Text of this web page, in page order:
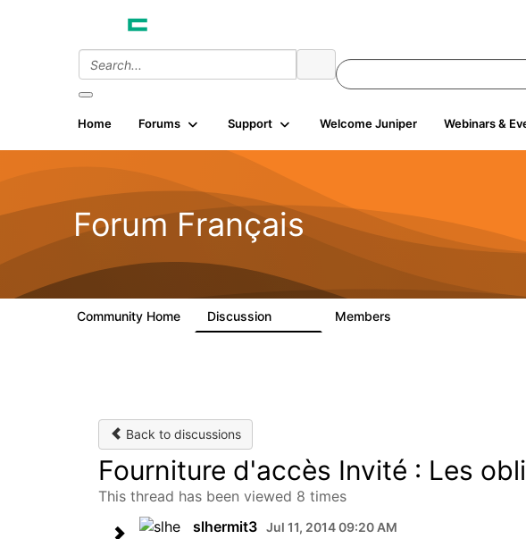
Home Forums Support Welcome Juniper Webinars &
Forum Français
Community Home Discussion Members
Back to discussions
Fourniture d'accès Invité : Les
This thread has been viewed 8 times
slhermit3 Jul 11, 2014 09:20 AM